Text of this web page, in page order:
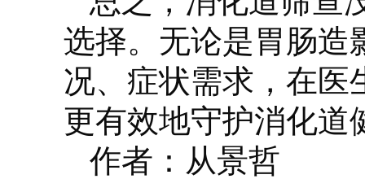
选择。无论是胃肠造
况、症状需求，在医
更有效地守护消化道
作者：从景哲